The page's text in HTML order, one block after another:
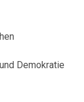
Demokratie